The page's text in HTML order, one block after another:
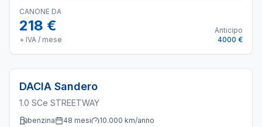
CANONE DA
218 €
+ IVA / mese
Anticipo
4000 €
DACIA Sandero
1.0 SCe STREETWAY
benzina 48 mesi 10.000 km/anno